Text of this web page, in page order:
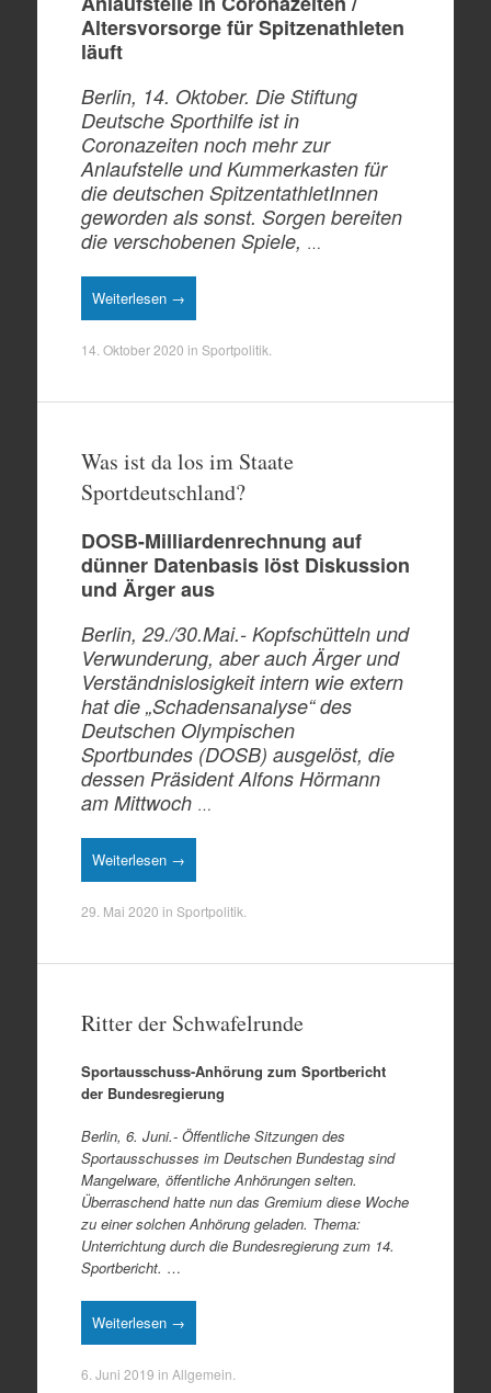
Altersvorsorge für Spitzenathleten
läuft
Berlin, 14. Oktober. Die Stiftung
Deutsche Sporthilfe ist in
Coronazeiten noch mehr zur
Anlaufstelle und Kummerkasten für
die deutschen SpitzentathletInnen
geworden als sonst. Sorgen bereiten
die verschobenen Spiele, …
Weiterlesen →
14. Oktober 2020 in Sportpolitik
Was ist da los im Staate
Sportdeutschland?
DOSB-Milliardenrechnung auf
dünner Datenbasis löst Diskussion
und Ärger aus
Berlin, 29./30.Mai.- Kopfschütteln und
Verwunderung, aber auch Ärger und
Verständnislosigkeit intern wie extern
hatdie „Schadensanalyse“ des
Deutschen Olympischen
Sportbundes (DOSB) ausgelöst, die
dessen Präsident Alfons Hörmann
am Mittwoch …
Weiterlesen →
29. Mai 2020 in Sportpolitik
Ritter der Schwafelrunde
Sportausschuss-Anhörung zum Sportbericht
der Bundesregierung
Berlin, 6. Juni.- Öffentliche Sitzungen des
Sportausschusses im Deutschen Bundestag sind
Mangelware, öffentliche Anhörungen selten.
Überraschend hatte nun das Gremium diese Woche
zu einer solchen Anhörung geladen. Thema:
Unterrichtung durch die Bundesregierung zum 14.
Sportbericht. …
Weiterlesen →
6. Juni 2019 in Allgemein